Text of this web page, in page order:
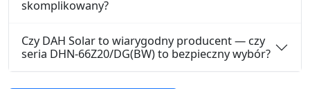
skomplikowany?
Czy DAH Solar to wiarygodny producent — czy
seria DHN-66Z20/DG(BW) to bezpieczny wybór?